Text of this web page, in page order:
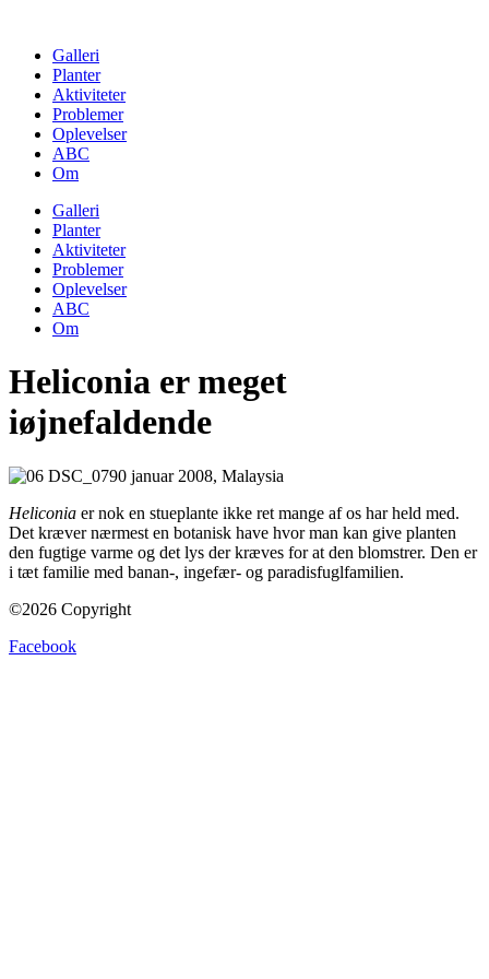
contentGalleri
Planter
Aktiviteter
Problemer
Oplevelser
ABC
Om
Galleri
Planter
Aktiviteter
Problemer
Oplevelser
ABC
Om
Heliconia er meget
iøjnefaldende
Heliconia er nok en stueplante ikke ret mange af os har held med.
Det kræver nærmest en botanisk have hvor man kan give planten
den fugtige varme og det lys der kræves for at den blomstrer. Den er
i tæt familie med banan-, ingefær- og paradisfuglfamilien.
©2026 Copyright
Facebook